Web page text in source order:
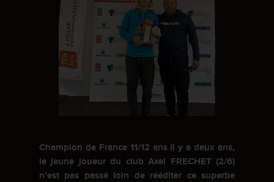
Champion de France 11/12 ans il y a deux ans,
le jeune joueur du club Axel FRECHET (2/6)
n’est pas passé loin de rééditer ce superbe